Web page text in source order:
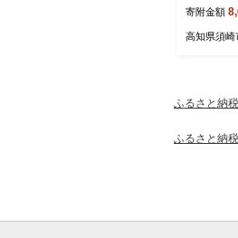
冷凍 真空
つまみ お
寄附金額
高知県須崎
ふるさと納
ふるさと納